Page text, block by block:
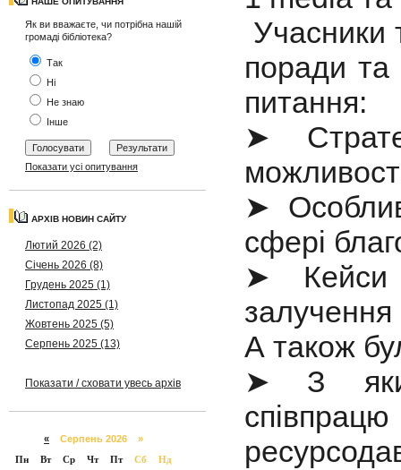
Як ви вважаєте, чи потрібна нашій
громаді бібліотека?
Так
Ні
Не знаю
Інше
Показати усі опитування
АРХІВ НОВИН САЙТУ
Лютий 2026 (2)
Січень 2026 (8)
Грудень 2025 (1)
Листопад 2025 (1)
Жовтень 2025 (5)
Серпень 2025 (13)
Показати / сховати увесь архів
« Серпень 2026 »
Пн
Вт Ср Чт Пт Сб Нд
Учасники
поради та
питання:
➤
➤
сфері
➤ Кейси
залучення
А також
➤ З